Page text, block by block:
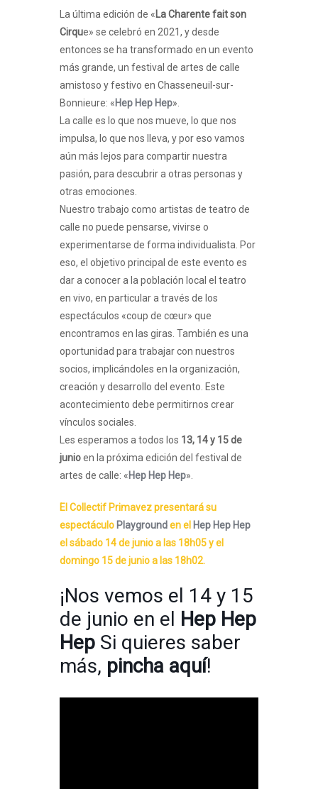
La última edición de «La Charente fait son
Cirque» se celebró en 2021, y desde
entonces se ha transformado en un evento
más grande, un festival de artes de calle
amistoso y festivo en Chasseneuil-sur-
Bonnieure: «Hep Hep Hep».
La calle es lo que nos mueve, lo que nos
impulsa, lo que nos lleva, y por eso vamos
aún más lejos para compartir nuestra
pasión, para descubrir a otras personas y
otras emociones.
Nuestro trabajo como artistas de teatro de
calle no puede pensarse, vivirse o
experimentarse de forma individualista. Por
eso, el objetivo principal de este evento es
dar a conocer a la población local el teatro
en vivo, en particular a través de los
espectáculos «coup de cœur» que
encontramos en las giras. También es una
oportunidad para trabajar con nuestros
socios, implicándoles en la organización,
creación y desarrollo del evento. Este
acontecimiento debe permitirnos crear
vínculos sociales.
Les esperamos a todos los 13, 14 y 15 de
junioen la próxima edición del festival de
artes de calle: «Hep Hep Hep».
El Collectif Primavez presentará su
espectáculo Playgrounden el Hep Hep Hep
el sábado 14 de junio a las 18h05 y el
domingo 15 de junio a las 18h02.
¡Nos vemos el 14 y 15
de junio en el
Hep Hep
Hep Si quieres saber
más, pincha aquí!